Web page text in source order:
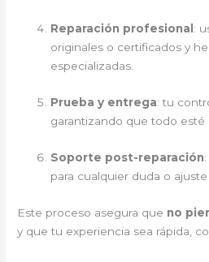
Reparación profesional :
originales o certificados y
especializadas.
Prueba y entrega: tu
garantizando que todo esté
Soporte post-reparación
para cualquier duda o
Este proceso asegura que no
y que tu experiencia sea rápida,